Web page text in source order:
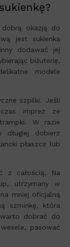
okazją do
jest sukienka
dodawać jej
biżuterię,
modele
szpilki. Jeśli
imprez ze
W razie
długiej dobierz
płaszcz lub
z całością. Na
utrzymany w
mniej oficjalną
szminkę, która
warto dobrać do
pasować